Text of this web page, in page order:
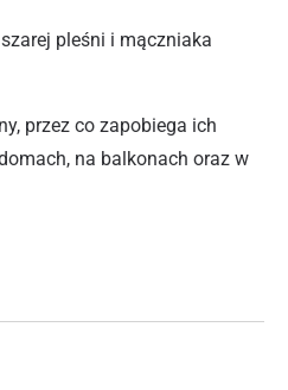
pleśni i mączniaka
przez co zapobiega ich
na balkonach oraz w